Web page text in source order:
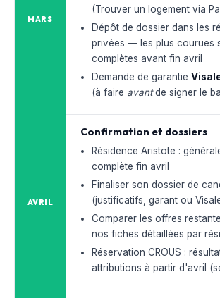
MARS
(Trouver un logement via
Dépôt de dossier dans les
privées — les plus courues
complètes avant fin avril
Demande de garantie
(à faire avantde signer le
AVRIL
Confirmation et dossiers
Résidence Aristote :
complète fin avril
Finaliser son dossier de
(justificatifs, garant ou
Comparer les offres
nos fiches détaillées par
Réservation CROUS :
attributions à partir d'avril